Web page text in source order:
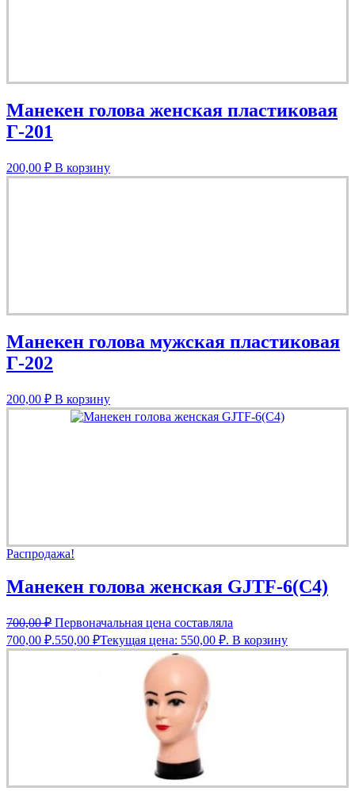
Манекен голова женская пластиковая
Г-201
200,00 ₽ В корзину
Манекен голова мужская пластиковая
Г-202
200,00 ₽ В корзину
Распродажа!
Манекен голова женская GJTF-6(C4)
700,00₽ Первоначальная цена составляла
700,00 ₽.550,00 ₽Текущая цена: 550,00 ₽. В корзину